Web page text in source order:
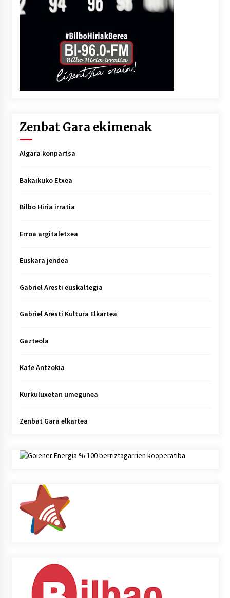
Zenbat Gara ekimenak
Algara konpartsa
Bakaikuko Etxea
Bilbo Hiria irratia
Erroa argitaletxea
Euskara jendea
Gabriel Aresti euskaltegia
Gabriel Aresti Kultura Elkartea
Gazteola
Kafe Antzokia
Kurkuluxetan umegunea
Zenbat Gara elkartea